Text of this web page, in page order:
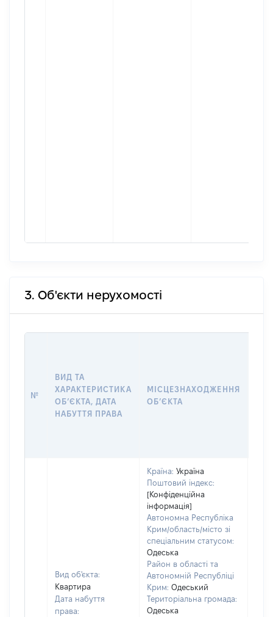
3. Об'єкти нерухомості
№
ВИД ТА
ХАРАКТЕРИСТИКА
ОБʼЄКТА, ДАТА
НАБУТТЯ ПРАВА
МІСЦЕЗНАХОДЖЕННЯ
ОБʼЄКТА
Вид об'єкта:
Квартира
Дата набуття
права:
Країна: Україна
Поштовий індекс:
[Конфіденційна
інформація]
Автономна Республіка
Крим/область/місто зі
спеціальним статусом:
Одеська
Район в області та
Автономній Республіці
Крим: Одеський
Територіальна громада:
Одеська